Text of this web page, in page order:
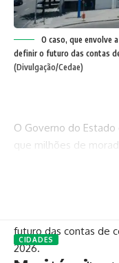
O caso, que envolve
definir o futuro das contas
(Divulgação/Cedae)
O Governo do
que milhões de
a decisão da Justiça
futuro das contas de
2026.
CIDADES